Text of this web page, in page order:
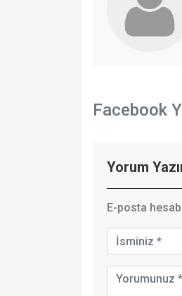
Facebook
Yorum
E-posta